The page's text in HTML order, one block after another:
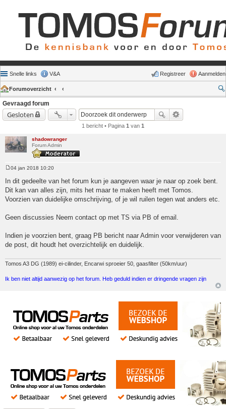
Snelle links V&A Aanmelden
Registreer
Forumoverzicht
Gevraagd forum
Gesloten
1 bericht • Pagina 1 van 1
shadowranger
Forum Admin
Bericht
04 jan 2018 10:20
In dit gedeelte van het forum kun je aangeven waar je naar op zoek bent.
Dit kan van alles zijn, mits het maar te maken heeft met Tomos.
Voorzien van duidelijke omschrijving, of je wil ruilen tegen wat anders etc.
Geen discussies Neem contact op met TS via PB of email.
Indien je voorzien bent, graag PB bericht naar Admin voor verwijderen van
de post, dit houdt het overzichtelijk en duidelijk.
Tomos A3 DG (1989) ei-cilinder, Encarwi sproeier 50, gaasfilter (50km/uur)
Ik ben niet altijd aanwezig op het forum. Heb geduld indien er dringende vragen zijn